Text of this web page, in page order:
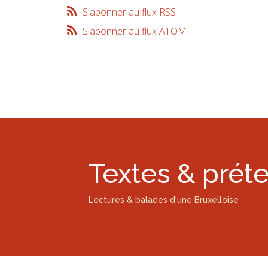
S'abonner au flux RSS
S'abonner au flux ATOM
Textes &
Lectures & balades d'une Bruxelloise